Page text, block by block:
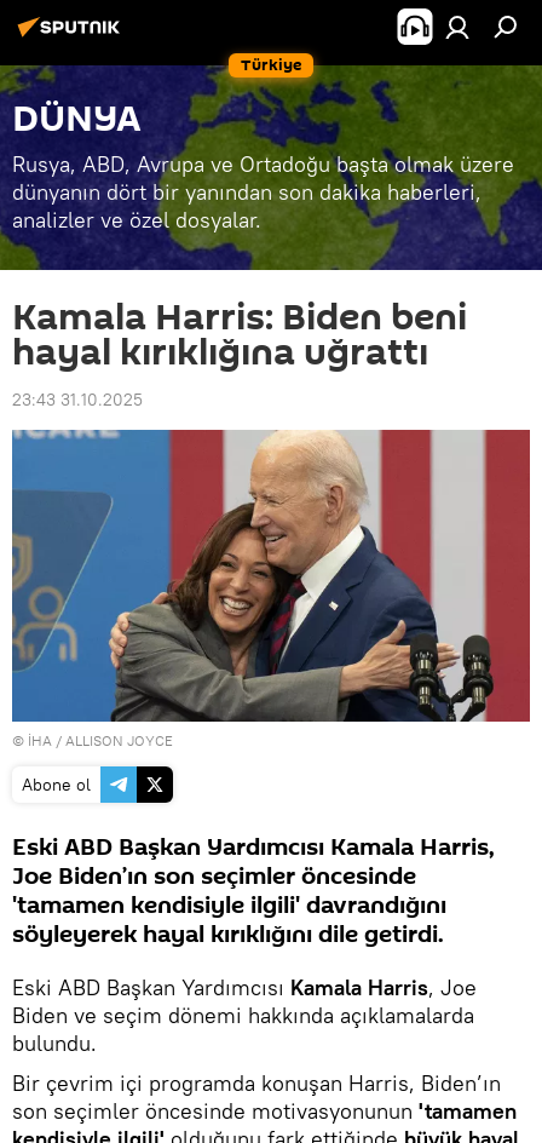
Türkiye
DÜNYA
Rusya, ABD, Avrupa ve Ortadoğu başta olmak üzere
dünyanın dört bir yanından son dakika haberleri,
analizler ve özel dosyalar.
Kamala Harris: Biden beni
hayal kırıklığına uğrattı
23:43 31.10.2025
© İHA / ALLISON JOYCE
Abone ol
Eski ABD Başkan Yardımcısı Kamala Harris,
Joe Biden’ın son seçimler öncesinde
'tamamen kendisiyle ilgili' davrandığını
söyleyerek hayal kırıklığını dile getirdi.
Eski ABD Başkan Yardımcısı Kamala Harris, Joe
Biden ve seçim dönemi hakkında açıklamalarda
bulundu.
Bir çevrim içi programda konuşan Harris, Biden’ın
son seçimler öncesinde motivasyonunun 'tamamen